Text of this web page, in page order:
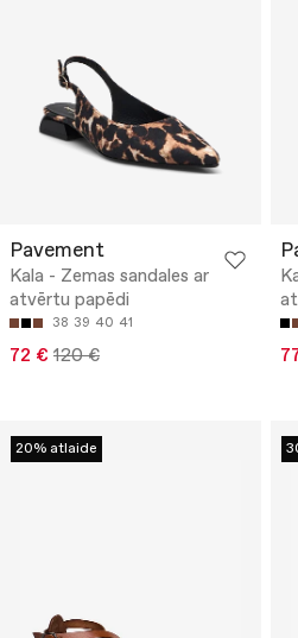
Pavement
Kala - Zemas sandales ar
atvērtu papēdi
38 39 40 41
72 € 120 €
20% atlaide